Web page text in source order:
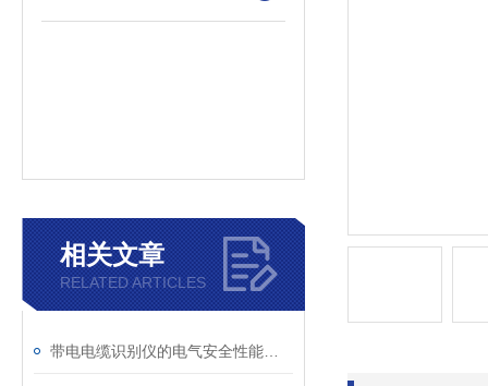
相关文章
RELATED ARTICLES